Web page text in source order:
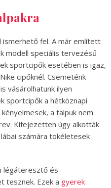
ismerhető fel. A már említett
modell speciális tervezésű
sportcipők esetében is igaz,
cipőknél. Csemeténk
vásárolhatunk ilyen
sportcipők a hétköznapi
a talpuk nem
Kifejezetten úgy alkották
számára tökéletesek
légáteresztő és
tesznek. Ezek a gyerek